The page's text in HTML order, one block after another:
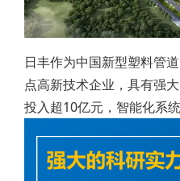
日丰作为中国新型塑料管
点高新技术企业，具有强
投入超10亿元，智能化系统